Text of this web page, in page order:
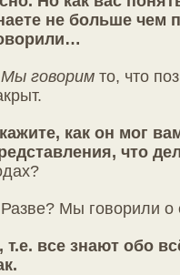
не больше чем
Мы говорим то, что
как он мог
что
Мы говорили о
т.е. все знают обо